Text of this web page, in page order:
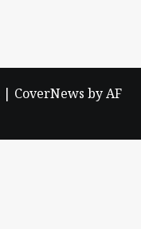
| CoverNews by AF